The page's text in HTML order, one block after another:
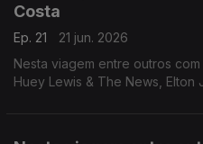
Costa
Ep. 21
21 jun. 2026
Nesta viagem entre outros
Huey Lewis & The News, Elton